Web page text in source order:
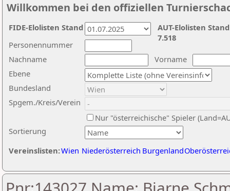
Willkommen bei den offiziellen
Nachname
Vorname
Ebene
Sortierung
Personennummer
Bundesland
Spgem./Kreis/Verein
Nur "österreichische" Spieler
Vereinslisten:Wien Niederösterreich Burgenland
AUT-Elolisten
7.518
FIDE-Elolisten Stand